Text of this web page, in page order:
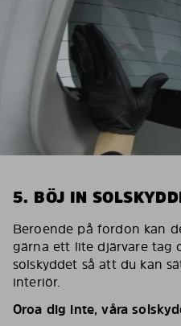
5. BÖJ IN
Beroende på fordon kan
gärna ett lite djärvare tag
solskyddet så att du kan
interiör.
Oroa dig inte, våra